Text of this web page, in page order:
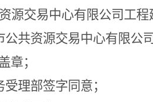
源交易中心有限公司工程
公共资源交易中心有限公司
章；
受理部签字 同 意；